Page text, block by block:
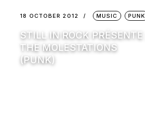
18 OCTOBER 2012 MUSIC PUNK
STILL IN ROCK PRÉSENTE :
THE MOLESTATIONS
(PUNK)